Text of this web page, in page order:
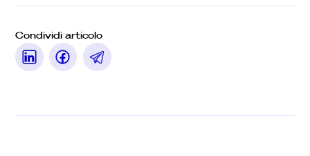
Condividi articolo